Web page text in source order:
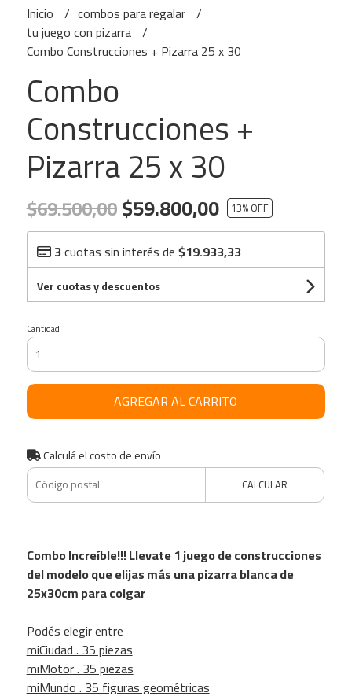
Inicio
combos para regalar
tu juego con pizarra
Combo Construcciones + Pizarra 25 x 30
Combo
Construcciones +
Pizarra 25 x 30
$69.500,00$59.800,00 13% OFF
3cuotas sin interés de$19.933,33
Ver cuotas y descuentos
Cantidad
AGREGAR AL CARRITO
Calculá el costo de envío
CALCULAR
Combo Increíble!!! Llevate 1 juego de construcciones
del modelo que elijas más una pizarra blanca de
25x30cm para colgar
Podés elegir entre
miCiudad . 35 piezas
miMotor . 35 piezas
miMundo . 35 figuras geométricas